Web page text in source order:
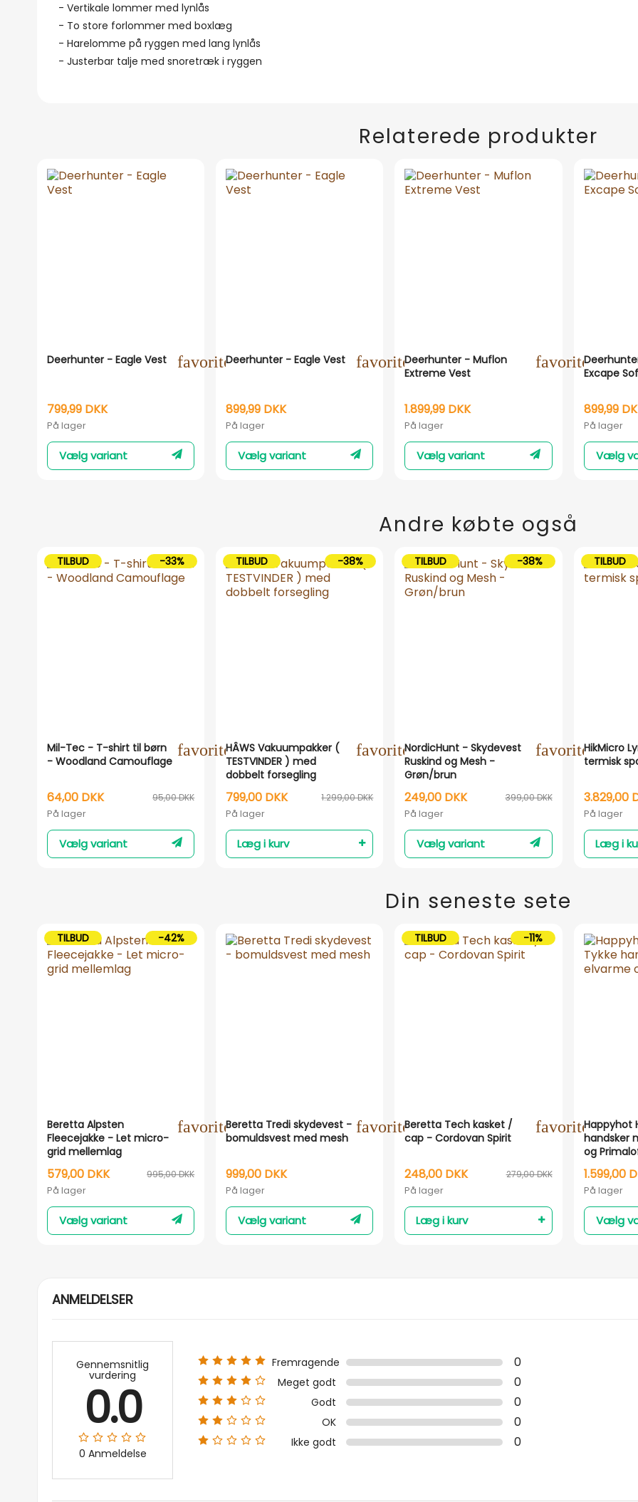
- Vertikale lommer med lynlås
- To store forlommer med boxlæg
- Harelomme på ryggen med lang lynlås
- Justerbar talje med snoretræk i ryggen
Relaterede produkter
Deerhunter - Eagle Vest
799,99 DKK
På lager
Vælg variant
favorite_outline
Deerhunter - Eagle Vest
899,99 DKK
På lager
Vælg variant
favorite_outline
Deerhunter - Muflon
Extreme Vest
1.899,99 DKK
På lager
Vælg variant
Excape
899,99
På lager
Vælg
Andre købte også
Mil-Tec - T-shirt til børn
- Woodland Camouflage
95,00 DKK
64,00 DKK
På lager
Vælg variant
favorite_outline
TILBUD -33%
HÂWS Vakuumpakker (
TESTVINDER ) med
dobbelt forsegling
1.299,00 DKK
799,00 DKK
På lager
Læg i kurv
favorite_outline
TILBUD -38%
NordicHunt - Skydevest
Ruskind og Mesh -
Grøn/brun
399,00 DKK
249,00 DKK
På lager
Vælg variant
TILBUD -38%
HikMicro
termisk
3.829,00
På lager
Læg i
TILBUD
Din seneste sete
Beretta Alpsten
Fleecejakke - Let micro-
grid mellemlag
995,00 DKK
579,00 DKK
På lager
Vælg variant
favorite_outline
TILBUD -42%
Beretta Tredi skydevest -
bomuldsvest med mesh
999,00 DKK
På lager
Vælg variant
favorite_outline
Beretta Tech kasket /
cap - Cordovan Spirit
279,00 DKK
248,00 DKK
På lager
Læg i kurv
TILBUD -11%
Happyhot
handsker
og
1.599,00
På lager
Vælg
ANMELDELSER
Gennemsnitlig
vurdering
0.0
0 Anmeldelse
Fremragende 0
Meget godt 0
Godt 0
OK 0
Ikke godt 0